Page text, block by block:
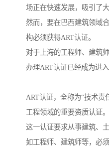
场正在快速发展，吸引了
然而，要在巴西建筑领域
构必须获得ART认证。
对于上海的工程师、建筑
办理ART认证已经成为进
ART认证，全称为“技术责
工程领域的重要资质认证。
这一认证要求从事建筑、
如工程师、建筑师等，必